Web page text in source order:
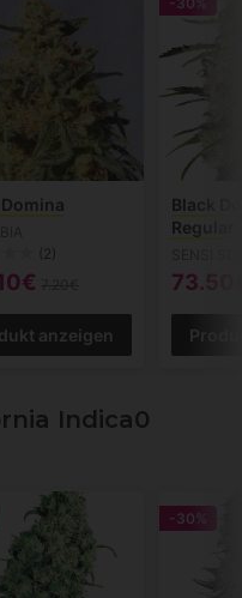
(2)
anzeigen
Black
Regular
Indica0
-30%